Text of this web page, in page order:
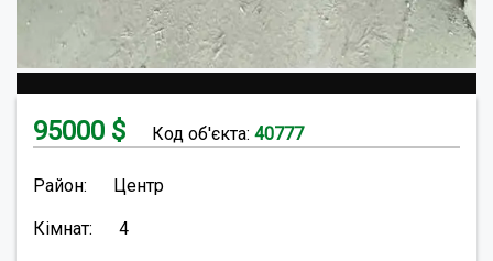
95000 $ Код об'єкта: 40777
Район: Центр
Кімнат: 4